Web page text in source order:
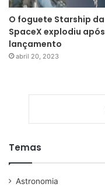
O foguete Starship da
SpaceX explodiu após
lançamento
abril 20, 2023
Temas
Astronomia